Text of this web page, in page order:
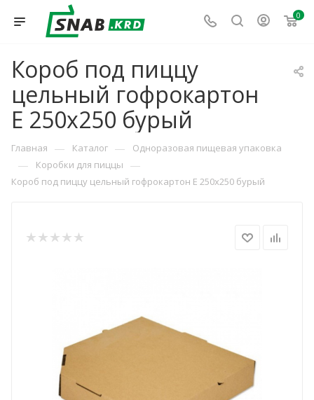
0
Короб под пиццу
цельный гофрокартон
Е 250х250 бурый
Главная — Каталог — Одноразовая пищевая упаковка
— Коробки для пиццы —
Короб под пиццу цельный гофрокартон Е 250х250 бурый